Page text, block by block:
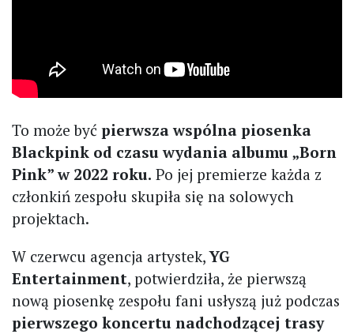
To może być pierwsza wspólna piosenka
Blackpink od czasu wydania albumu „Born
Pink” w 2022 roku. Po jej premierze każda z
członkiń zespołu skupiła się na solowych
projektach.
W czerwcu agencja artystek,YG
Entertainment, potwierdziła, że pierwszą
nową piosenkę zespołu fani usłyszą już podczas
pierwszego koncertu nadchodzącej trasy